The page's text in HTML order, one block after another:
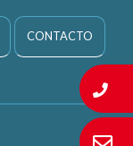
CONTACTO